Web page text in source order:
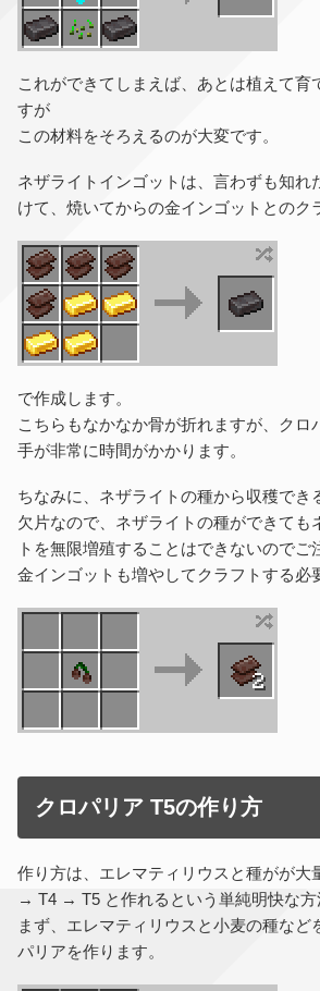
これができてしまえば、あとは植えて育
すが
この材料をそろえるのが大変です。
ネザライトインゴットは、言わずも知れ
けて、焼いてからの金インゴットとのク
で作成します。
こちらもなかなか骨が折れますが、クロ
手が非常に時間がかかります。
ちなみに、ネザライトの種から収穫でき
欠片なので、ネザライトの種ができても
トを無限増殖することはできないのでご
金インゴットも増やしてクラフトする必
クロパリア T5の作り方
作り方は、エレマティリウスと種がが
→ T4 → T5 と作れるという単純明快な方
まず、エレマティリウスと小麦の種など
パリアを作ります。